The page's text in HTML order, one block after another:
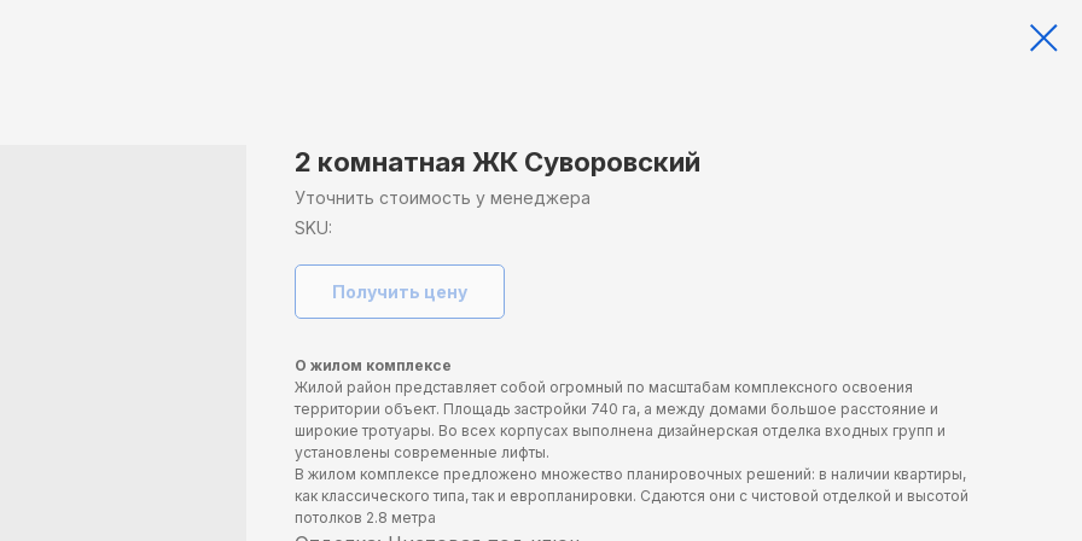
2 комнатная ЖК Суворовский
Уточнить стоимость у менеджера
SKU:
Получить цену
О жилом комплексе
Жилой район представляет собой огромный по масштабам комплексного освоения
территории объект. Площадь застройки 740 га, а между домами большое расстояние и
широкие тротуары. Во всех корпусах выполнена дизайнерская отделка входных групп и
установлены современные лифты.
В жилом комплексе предложено множество планировочных решений: в наличии квартиры,
как классического типа, так и европланировки. Сдаются они с чистовой отделкой и высотой
потолков 2.8 метра